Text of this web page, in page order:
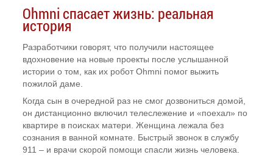
Ohmni спасает жизнь: реальная
история
Разработчики говорят, что получили настоящее
вдохновение на новые проекты после услышанной
истории о том, как их робот Ohmni помог выжить
пожилой даме.
Когда сын в очередной раз не смог дозвониться домой,
он дистанционно включил телеслежение и «поехал» по
квартире в поисках матери. Женщина лежала без
сознания в ванной комнате. Быстрый звонок в службу
911 – и врачи скорой помощи спасли жизнь человека.